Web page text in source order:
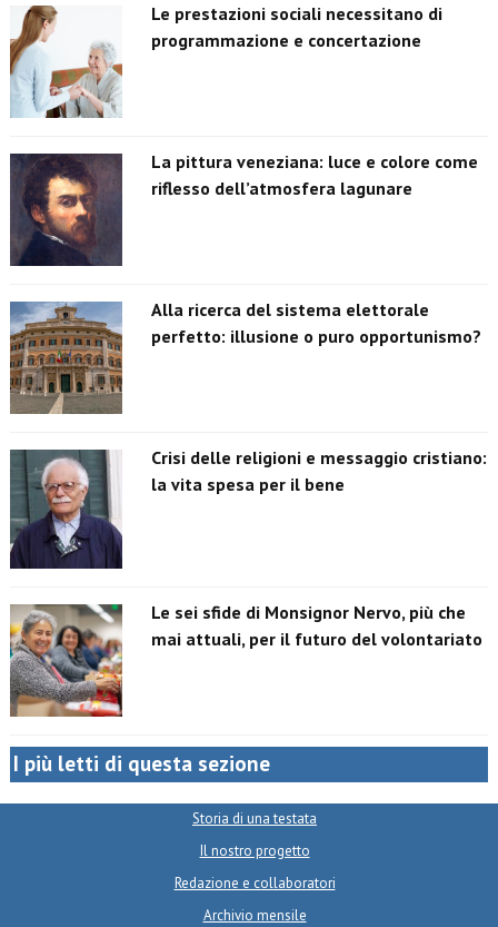
Le prestazioni sociali necessitano di
programmazione e concertazione
La pittura veneziana: luce e colore come
riflesso dell’atmosfera lagunare
Alla ricerca del sistema elettorale
perfetto: illusione o puro opportunismo?
Crisi delle religioni e messaggio cristiano:
la vita spesa per il bene
Le sei sfide di Monsignor Nervo, più che
mai attuali, per il futuro del volontariato
I più letti di questa sezione
Storia di una testata
Il nostro progetto
Redazione e collaboratori
Archivio mensile